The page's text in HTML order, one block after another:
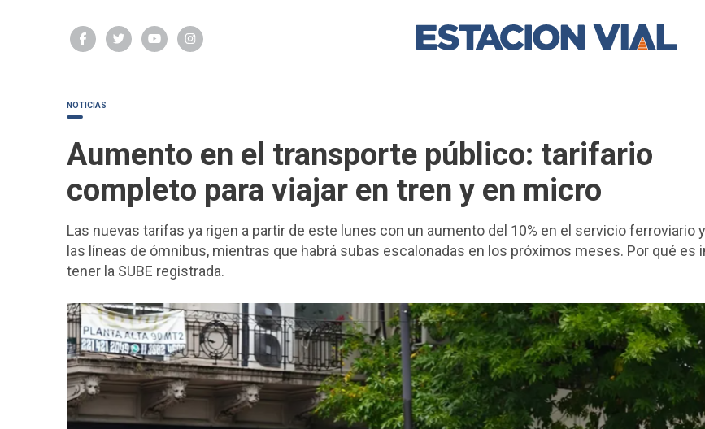
NOTICIAS
Aumento en el transporte público: tarifario
completo para viajar en tren y en micro
Las nuevas tarifas ya rigen a partir de este lunes con un aumento del 10% en el servicio ferroviario
las líneas de ómnibus, mientras que habrá subas escalonadas en los próximos meses. Por qué es
tener la SUBE registrada.